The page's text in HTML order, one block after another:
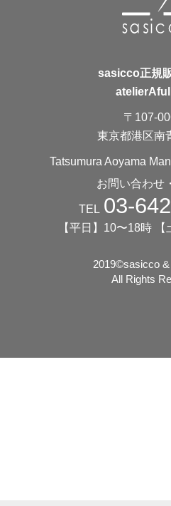
sasicco正規
〒107-
東京都港区南
Tatsumura Aoyama
お問い合わせ
TEL 03-
【平日】10〜18時
2019©️sasicco &
All Rights